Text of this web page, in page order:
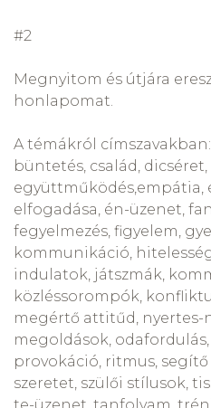
#2
Megnyitom és útjára
honlapomat.
A témákról
büntetés, család,
együttműködés,empátia,
elfogadása, én-üzenet,
fegyelmezés, figyelem,
kommunikáció,
indulatok, játszmák,
közléssorompók,
megértő attitűd, nyertes-
megoldások,
provokáció, ritmus, segítő
szeretet, szülői stílusok,